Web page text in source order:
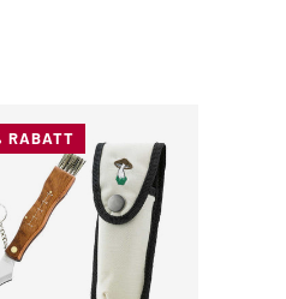
RABATT